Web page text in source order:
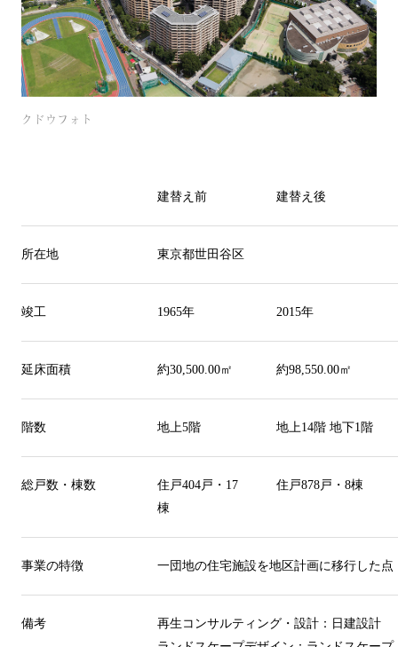
クドウフォト
建替え前 建替え後
所在地 東京都世田谷区
竣工 1965年 2015年
延床面積 約30,500.00㎡ 約98,550.00㎡
階数 地上5階 地上14階 地下1 階
総戸数・棟数 住戸404戸・ 17
棟
住戸878戸・ 8棟
事業の特徴 一団地の住宅施設を地区計画に移行した点
備考
再生コンサルティング・設計：日建設計